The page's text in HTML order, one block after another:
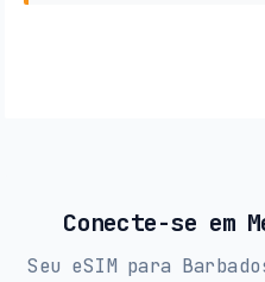
Conecte-se em
Seu eSIM para